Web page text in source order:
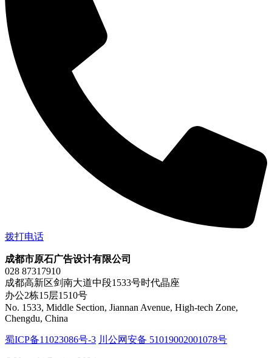
拨打电话
成都市原石广告设计有限公司
028 87317910
成都高新区剑南大道中段1533号时代晶座
办公2栋15层1510号
No. 1533, Middle Section, Jiannan Avenue, High-tech Zone,
Chengdu, China
蜀ICP备11023086号-3 川公网安备 51019002001078号